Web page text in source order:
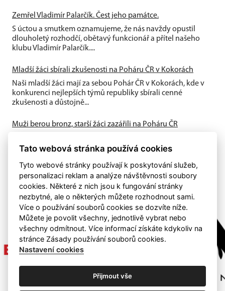
Zemřel Vladimír Palarčík. Čest jeho památce.
S úctou a smutkem oznamujeme, že nás navždy opustil
dlouholetý rozhodčí, obětavý funkcionář a přítel našeho
klubu Vladimír Palarčík....
Mladší žáci sbírali zkušenosti na Poháru ČR v Kokorách
Naši mladší žáci mají za sebou Pohár ČR v Kokorách, kde v
konkurenci nejlepších týmů republiky sbírali cenné
zkušenosti a důstojně...
Muži berou bronz, starší žáci zazářili na Poháru ČR
dvěma výhrami na severovýchodě Čech zajistili konečné 3.
Tato webová stránka používá cookies
Tyto webové stránky používají k poskytování služeb,
personalizaci reklam a analýze návštěvnosti soubory
cookies. Některé z nich jsou k fungování stránky
nezbytné, ale o některých můžete rozhodnout sami.
Více o používání souborů cookies se dozvíte níže.
Můžete je povolit všechny, jednotlivě vybrat nebo
všechny odmítnout. Více informací získáte kdykoliv na
stránce Zásady používání souborů cookies.
Nastavení cookies
Přijmout vše